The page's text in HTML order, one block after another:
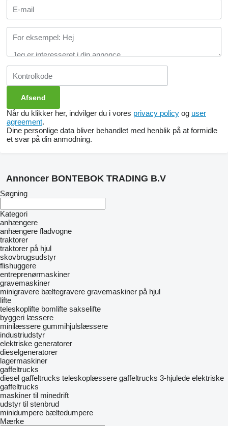
Når du klikker her, indvilger du i vores privacy policy og user
agreement.
Dine personlige data bliver behandlet med henblik på at formidle
et svar på din anmodning.
Annoncer BONTEBOK TRADING B.V
Søgning
Kategori
anhængere
anhængere fladvogne
traktorer
traktorer på hjul
skovbrugsudstyr
flishuggere
entreprenørmaskiner
gravemaskiner
minigravere bæltegravere gravemaskiner på hjul
lifte
teleskoplifte bomlifte sakselifte
byggeri læssere
minilæssere gummihjulslæssere
industriudstyr
elektriske generatorer
dieselgeneratorer
lagermaskiner
gaffeltrucks
diesel gaffeltrucks teleskoplæssere gaffeltrucks 3-hjulede elektriske
gaffeltrucks
maskiner til minedrift
udstyr til stenbrud
minidumpere bæltedumpere
Mærke